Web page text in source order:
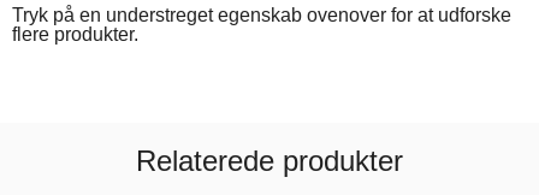
Tryk på en understreget egenskab ovenover for at udforske
flere produkter.
Relaterede produkter